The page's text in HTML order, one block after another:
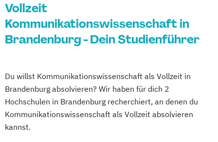
Vollzeit
Kommunikationswissenschaft in
Brandenburg - Dein Studienführer
Du willst Kommunikationswissenschaft als Vollzeit in
Brandenburg absolvieren? Wir haben für dich 2
Hochschulen in Brandenburg recherchiert, an denen du
Kommunikationswissenschaft als Vollzeit absolvieren
kannst.